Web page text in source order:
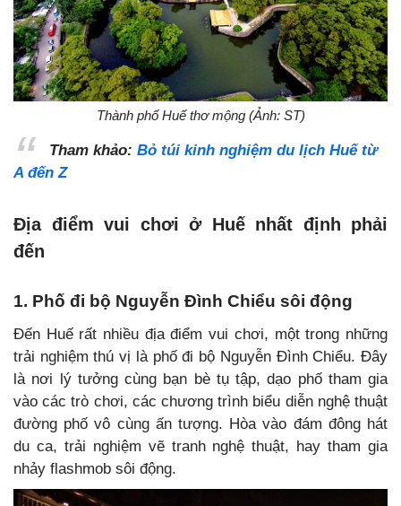
Thành phố Huế thơ mộng (Ảnh: ST)
Tham khảo: Bỏ túi kinh nghiệm du lịch Huế từ
A đến Z
Địa điểm vui chơi ở Huế nhất định phải
đến
1. Phố đi bộ Nguyễn Đình Chiểu sôi động
Đến Huế rất nhiều địa điểm vui chơi, một trong những
trải nghiệm thú vị là phố đi bộ Nguyễn Đình Chiểu. Đây
là nơi lý tưởng cùng bạn bè tụ tập, dạo phố tham gia
vào các trò chơi, các chương trình biểu diễn nghệ thuật
đường phố vô cùng ấn tượng. Hòa vào đám đông hát
du ca, trải nghiệm vẽ tranh nghệ thuật, hay tham gia
nhảy flashmob sôi động.